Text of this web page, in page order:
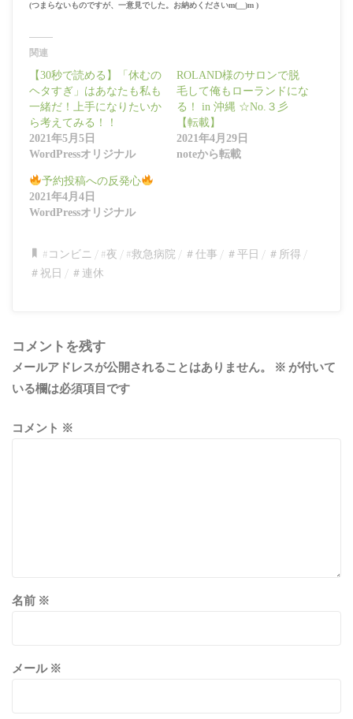
(つまらないものですが、一意見でした。お納めくださいm(__)m )
関連
【30秒で読める】「休むの
ヘタすぎ」はあなたも私も
一緒だ！上手になりたいか
ら考えてみる！！
2021年5月5日
WordPressオリジナル
ROLAND様のサロンで脱
毛して俺もローランドにな
る！ in 沖縄 ☆No.３彡
【転載】
2021年4月29日
noteから転載
予約投稿への反発心
2021年4月4日
WordPressオリジナル
#コンビニ / #夜 / #救急病院/ ＃仕事 / ＃平日 / ＃所得/
＃祝日 / ＃連休
コメントを残す
メールアドレスが公開されることはありません。
※ が付いて
いる欄は必須項目です
コメント ※
名前 ※
メール ※